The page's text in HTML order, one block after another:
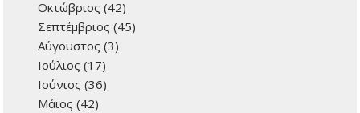
Ιστορικό: Δείτε προηγούμενα άρθρα
2026(278)